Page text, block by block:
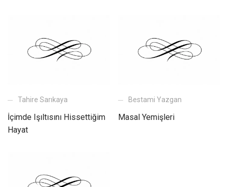
Tahire Sarıkaya
İçimde Işıltısını Hissettiğim
Hayat
Bestami Yazgan
Masal Yemişleri